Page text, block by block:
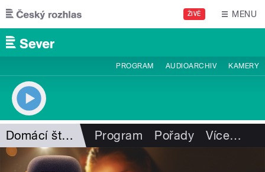
Přejít k hlavnímu obsahu
ŽIVĚ MENU
PROGRAM AUDIOARCHIV KAMERY
Domácí štěstí I. Hüttnerové Program Pořady Více…